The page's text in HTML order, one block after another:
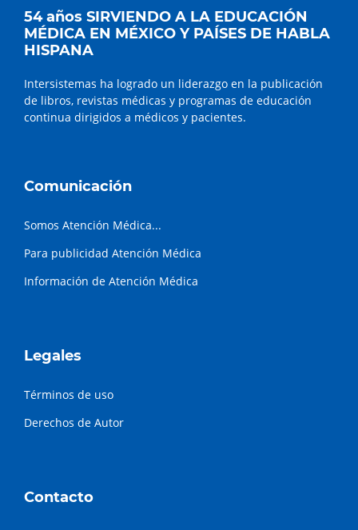
54 años SIRVIENDO A LA EDUCACIÓN
MÉDICA EN MÉXICO Y PAÍSES DE HABLA
HISPANA
Intersistemas ha logrado un liderazgo en la publicación
de libros, revistas médicas y programas de educación
continua dirigidos a médicos y pacientes.
Comunicación
Somos Atención Médica...
Para publicidad Atención Médica
Información de Atención Médica
Legales
Términos de uso
Derechos de Autor
Contacto